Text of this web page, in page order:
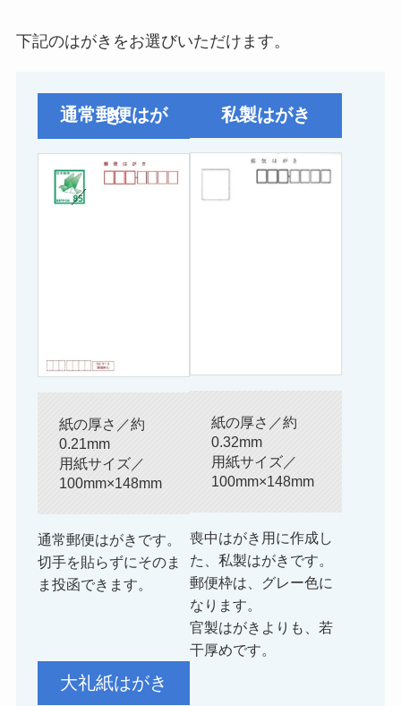
下記のはがきをお選びいただけます。
通常郵便はがき
紙の厚さ／約
0.21mm
用紙サイズ／
100mm×148mm
通常郵便はがきです。
切手を貼らずにそのま
ま投函できます。
私製はがき
紙の厚さ／約
0.32mm
用紙サイズ／
100mm×148mm
喪中はがき用に作成し
た、私製はがきです。
郵便枠は、グレー色に
なります。
官製はがきよりも、若
干厚めです。
大礼紙はがき